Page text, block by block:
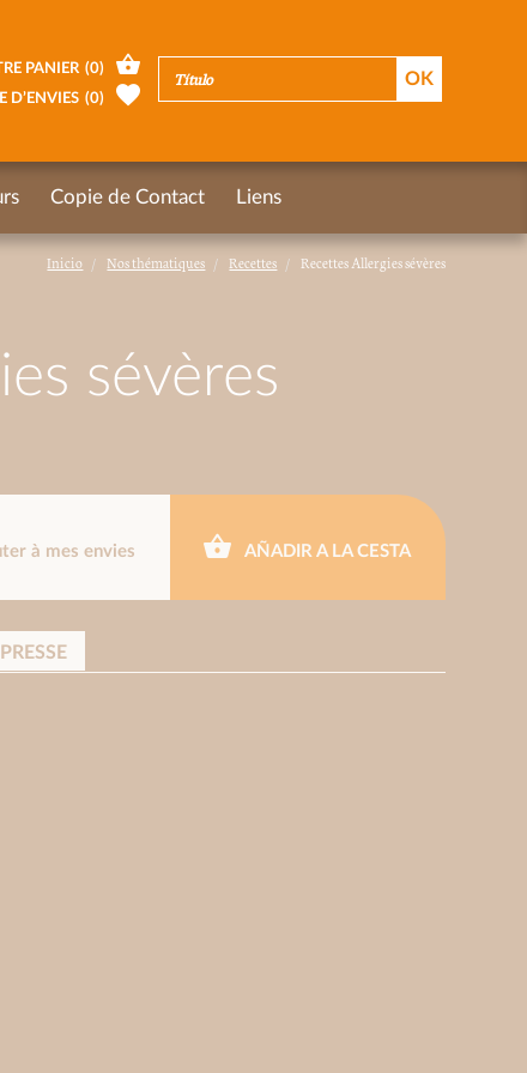
Inicio Nos thématiques Recettes Recettes Allergies sévères
sévères
à mes envies AÑADIR A LA CESTA
PRESSE
PANIER (0)
D’ENVIES (0)
Copie de Contact Liens